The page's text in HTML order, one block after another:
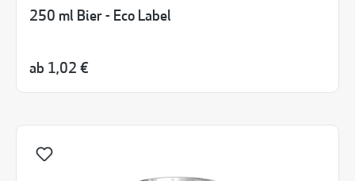
250 ml Bier - Eco Label
ab 1,02 €